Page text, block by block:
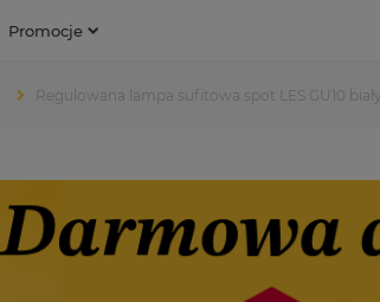
Promocje
Regulowana lampa sufitowa spot LES GU10 biały